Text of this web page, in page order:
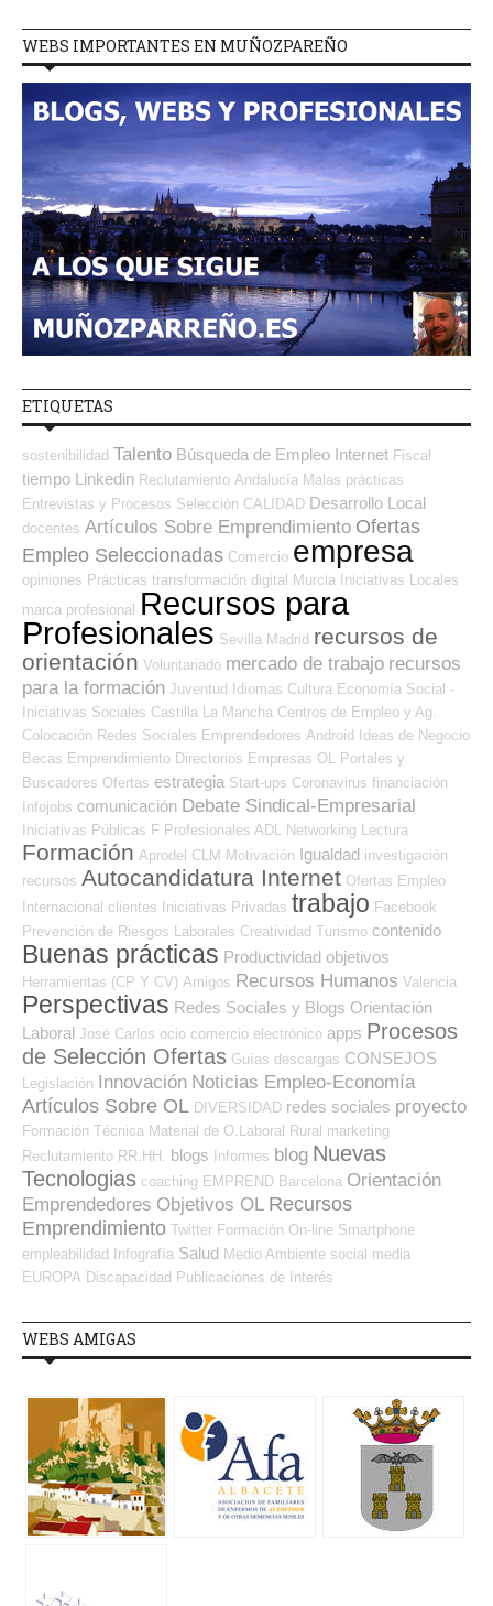
WEBS IMPORTANTES EN MUÑOZPAREÑO
ETIQUETAS
sostenibilidad Talento Búsqueda de Empleo Internet Fiscal
tiempo Linkedin Reclutamiento Andalucía Malas prácticas
Entrevistas y Procesos Selección CALIDAD Desarrollo Local
docentes Artículos Sobre Emprendimiento Ofertas
Empleo Seleccionadas Comercio empresa
opiniones Prácticas transformación digital Murcia Iniciativas Locales
marca profesional Recursos para
Profesionales Sevilla Madrid recursos de
orientación Voluntariado mercado de trabajo recursos
para la formación Juventud Idiomas Cultura Economía Social -
Iniciativas Sociales Castilla La Mancha Centros de Empleo y Ag.
Colocación Redes Sociales Emprendedores Android
Ideas de Negocio
Becas Emprendimiento Directorios Empresas OL Portales y
Buscadores Ofertas estrategia Start-ups Coronavirus financiación
Infojobs comunicación Debate Sindical-Empresarial
Iniciativas Públicas F Profesionales ADL Networking Lectura
Formación Aprodel CLM Motivación Igualdad investigación
recursos Autocandidatura Internet Ofertas Empleo
Internacional clientes Iniciativas Privadas trabajo Facebook
Prevención de Riesgos Laborales Creatividad Turismo contenido
Buenas prácticas Productividad objetivos
Herramientas (CP Y CV) Amigos Recursos Humanos Valencia
Perspectivas Redes Sociales y Blogs Orientación
Laboral José Carlos ocio comercio electrónico apps Procesos
de Selección Ofertas Guías descargas CONSEJOS
Legislación Innovación Noticias Empleo-Economía
Artículos Sobre OL DIVERSIDAD redes sociales proyecto
Formación Técnica Material de O.Laboral Rural marketing
Reclutamiento RR.HH. blogs Informes blog Nuevas
Tecnologias coaching EMPREND Barcelona Orientación
Emprendedores Objetivos OL Recursos
Emprendimiento Twitter Formación On-line Smartphone
empleabilidad
Infografía Salud Medio Ambiente social media
EUROPA Discapacidad Publicaciones de Interés
WEBS AMIGAS